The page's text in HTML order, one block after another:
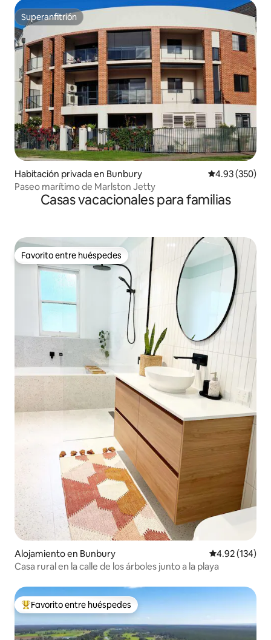
Superanfitrión
Superanfitrión
Habitación privada en Bunbury Calificación
4.93 (350)
Paseo marítimo de Marlston Jetty
Casas vacacionales para familias
Favorito entre huéspedes
Favorito entre huéspedes
Alojamiento en Bunbury Calificación
4.92 (134)
Casa rural en la calle de los árboles junto a la playa
Favorito entre huéspedes preferido
Favorito entre huéspedes